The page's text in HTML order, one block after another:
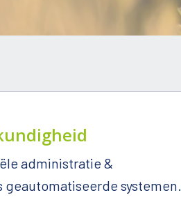
administratie &
systemen.